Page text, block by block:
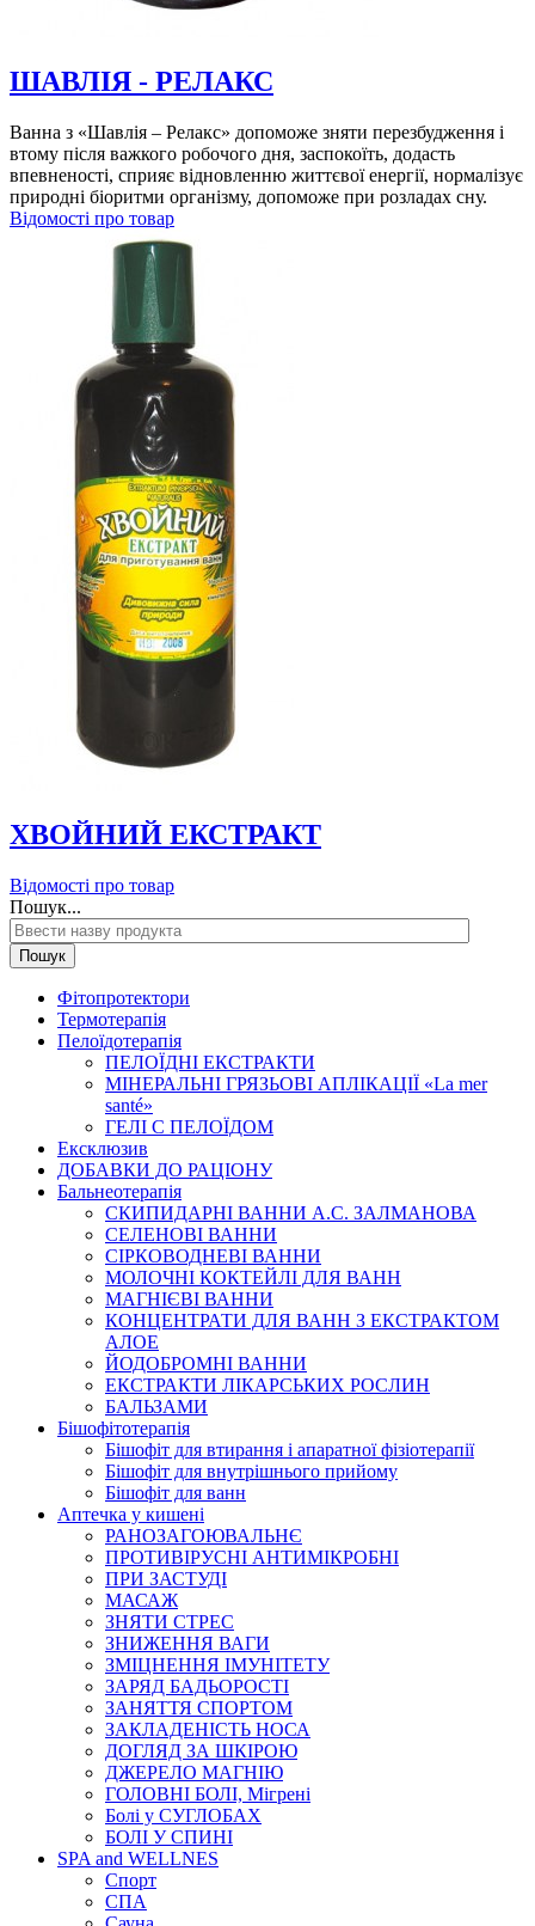
ШАВЛІЯ - РЕЛАКС
Ванна з «Шавлія – Релакс» допоможе зняти перезбудження і
втому після важкого робочого дня, заспокоїть, додасть
впевненості, сприяє відновленню життєвої енергії, нормалізує
природні біоритми організму, допоможе при розладах сну.
Відомості про товар
ХВОЙНИЙ ЕКСТРАКТ
Відомості про товар
Пошук...
Пошук
Фітопротектори
Термотерапія
Пелоїдотерапія
ПЕЛОЇДНІ ЕКСТРАКТИ
МІНЕРАЛЬНІ ГРЯЗЬОВІ АПЛІКАЦІЇ «La mer
santé»
ГЕЛІ С ПЕЛОЇДОМ
Ексклюзив
ДОБАВКИ ДО РАЦІОНУ
Бальнеотерапія
СКИПИДАРНІ ВАННИ А.С. ЗАЛМАНОВА
СЕЛЕНОВІ ВАННИ
СІРКОВОДНЕВІ ВАННИ
МОЛОЧНІ КОКТЕЙЛІ ДЛЯ ВАНН
МАГНІЄВІ ВАННИ
КОНЦЕНТРАТИ ДЛЯ ВАНН З ЕКСТРАКТОМ
АЛОЕ
ЙОДОБРОМНІ ВАННИ
ЕКСТРАКТИ ЛІКАРСЬКИХ РОСЛИН
БАЛЬЗАМИ
Бішофітотерапія
Бішофіт для втирання і апаратної фізіотерапії
Бішофіт для внутрішнього прийому
Бішофіт для ванн
Аптечка у кишені
РАНОЗАГОЮВАЛЬНЄ
ПРОТИВІРУСНІ АНТИМІКРОБНІ
ПРИ ЗАСТУДІ
МАСАЖ
ЗНЯТИ СТРЕС
ЗНИЖЕННЯ ВАГИ
ЗМІЦНЕННЯ ІМУНІТЕТУ
ЗАРЯД БАДЬОРОСТІ
ЗАНЯТТЯ СПОРТОМ
ЗАКЛАДЕНІСТЬ НОСА
ДОГЛЯД ЗА ШКІРОЮ
ДЖЕРЕЛО МАГНІЮ
ГОЛОВНІ БОЛІ, Мігрені
Болі у СУГЛОБАХ
БОЛІ У СПИНІ
SPA and WELLNES
Спорт
СПА